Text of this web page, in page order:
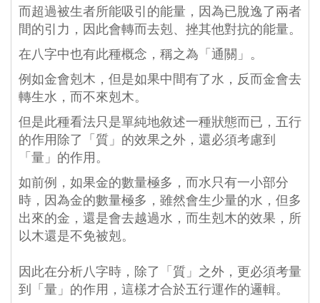
而超過被生者所能吸引的能量，因為已脫逸了兩者
間的引力，因此會轉而去剋、挫其他對抗的能量。
在八字中也有此種概念，稱之為「通關」。
例如金會剋木，但是如果中間有了水，反而金會去
轉生水，而不來剋木。
但是此種看法只是單純地敘述一種狀態而已，五行
的作用除了「質」的效果之外，還必須考慮到
「量」的作用。
如前例，如果金的數量極多，而水只有一小部分
時，因為金的數量極多，雖然會生少量的水，但多
出來的金，還是會去越過水，而生剋木的效果，所
以木還是不免被剋。
因此在分析八字時，除了「質」之外，更必須考量
到「量」的作用，這樣才合於五行運作的邏輯。